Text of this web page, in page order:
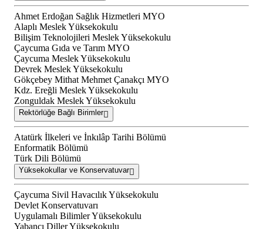
Ahmet Erdoğan Sağlık Hizmetleri MYO
Alaplı Meslek Yüksekokulu
Bilişim Teknolojileri Meslek Yüksekokulu
Çaycuma Gıda ve Tarım MYO
Çaycuma Meslek Yüksekokulu
Devrek Meslek Yüksekokulu
Gökçebey Mithat Mehmet Çanakçı MYO
Kdz. Ereğli Meslek Yüksekokulu
Zonguldak Meslek Yüksekokulu
Rektörlüğe Bağlı Birimler
Atatürk İlkeleri ve İnkılâp Tarihi Bölümü
Enformatik Bölümü
Türk Dili Bölümü
Yüksekokullar ve Konservatuvar
Çaycuma Sivil Havacılık Yüksekokulu
Devlet Konservatuvarı
Uygulamalı Bilimler Yüksekokulu
Yabancı Diller Yüksekokulu